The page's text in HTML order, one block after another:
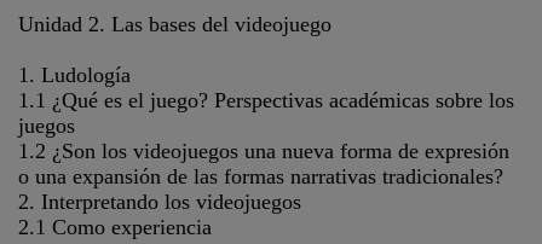
Unidad 2. Las bases del videojuego
1. Ludología
1.1 ¿Qué es el juego? Perspectivas académicas sobre los
juegos
1.2 ¿Son los videojuegos una nueva forma de expresión
o una expansión de las formas narrativas tradicionales?
2. Interpretando los videojuegos
2.1 Como experiencia